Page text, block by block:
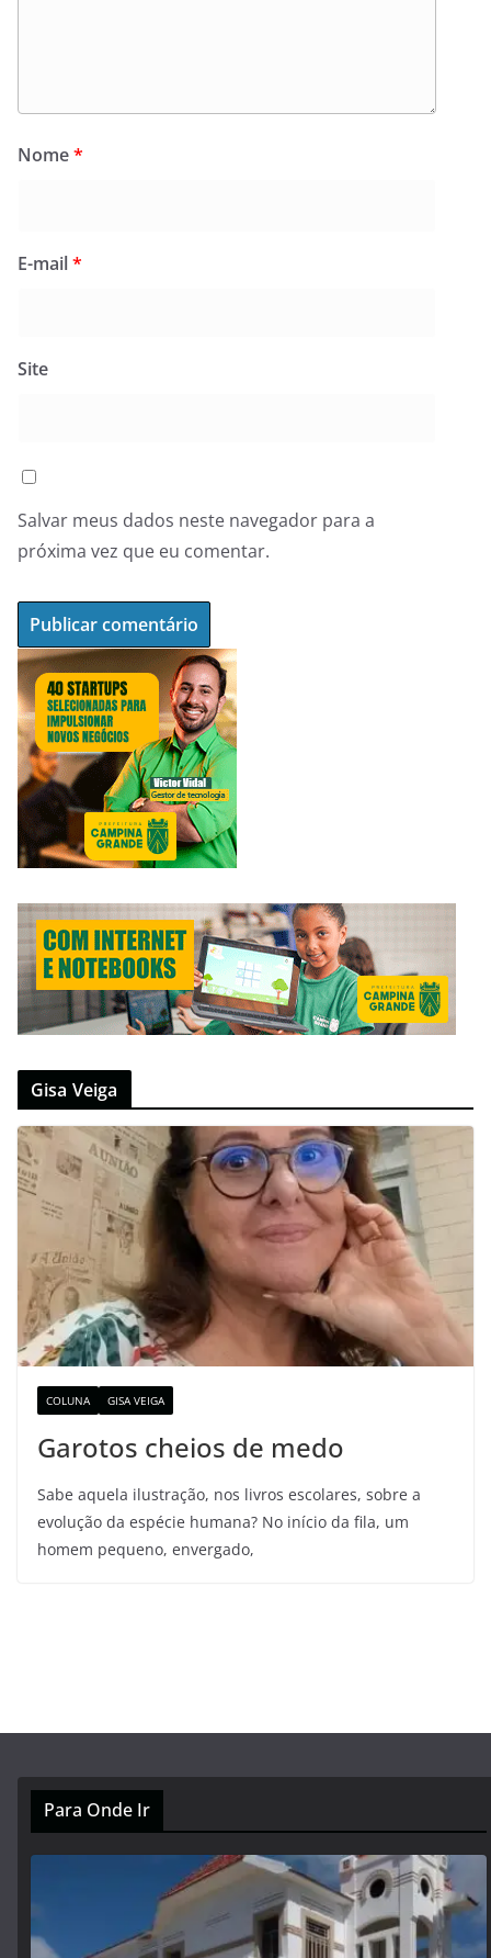
Nome*
E-mail*
Site
Salvar meus dados neste navegador para a
próxima vez que eu comentar.
Gisa Veiga
COLUNA GISA VEIGA
Garotos cheios de medo
Sabe aquela ilustração, nos livros escolares, sobre a
evolução da espécie humana? No início da fila, um
homem pequeno, envergado,
Para Onde Ir